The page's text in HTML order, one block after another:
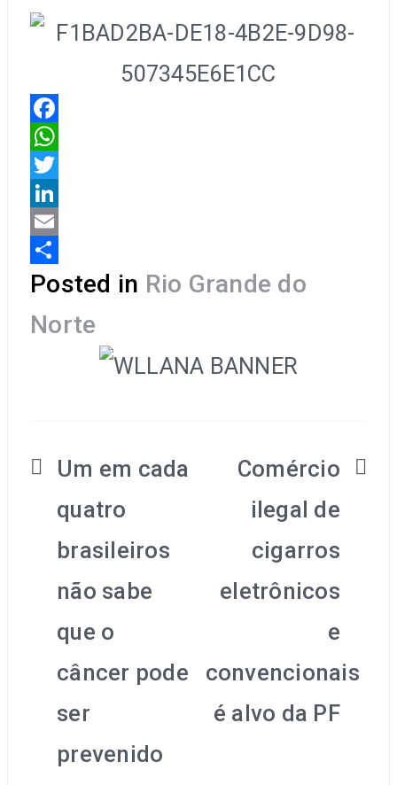
Facebook
WhatsApp
Twitter
LinkedIn
Email
Share
Posted in Rio Grande do
Norte
Navegação
de
Post
Um em cada
quatro
brasileiros
não sabe
que o
câncer pode
ser
prevenido
Comércio
ilegal de
cigarros
eletrônicos
e
convencionais
é alvo da PF